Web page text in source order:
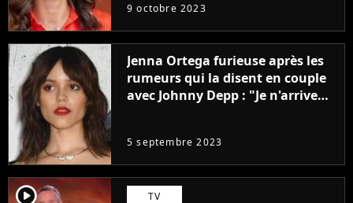
9 octobre 2023
Jenna Ortega furieuse après les
rumeurs qui la disent en couple
avec Johnny Depp : "Je n'arrive
5 septembre 2023
player2 TV